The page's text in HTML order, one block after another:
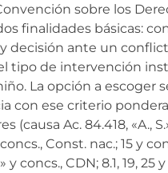
sobre los
finalidades básicas:
decisión ante un
tipo de intervención
La opción a escoger
con ese criterio
(causa Ac. 84.418, «A.,
Const. nac.; 15 y
y concs., CDN; 8.1, 19, 25